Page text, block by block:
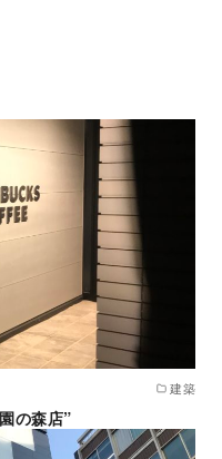
建築
の森店”